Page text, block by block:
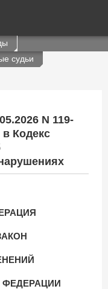
судьи
N 119-
Кодекс
ФЕДЕРАЦИИ